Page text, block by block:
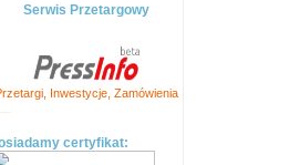
Serwis Przetargowy
, Inwestycje, Zamówienia
certyfikat: